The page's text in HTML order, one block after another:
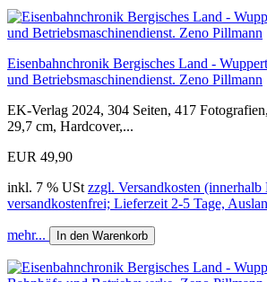
Eisenbahnchronik Bergisches Land -
und Betriebsmaschinendienst. Zeno Pillmann
EK-Verlag 2024, 304 Seiten, 417
29,7 cm, Hardcover,...
EUR 49,90
inkl. 7 % USt zzgl. Versandkosten (innerhalb
versandkostenfrei; Lieferzeit 2-5 Tage,
mehr... In den Warenkorb